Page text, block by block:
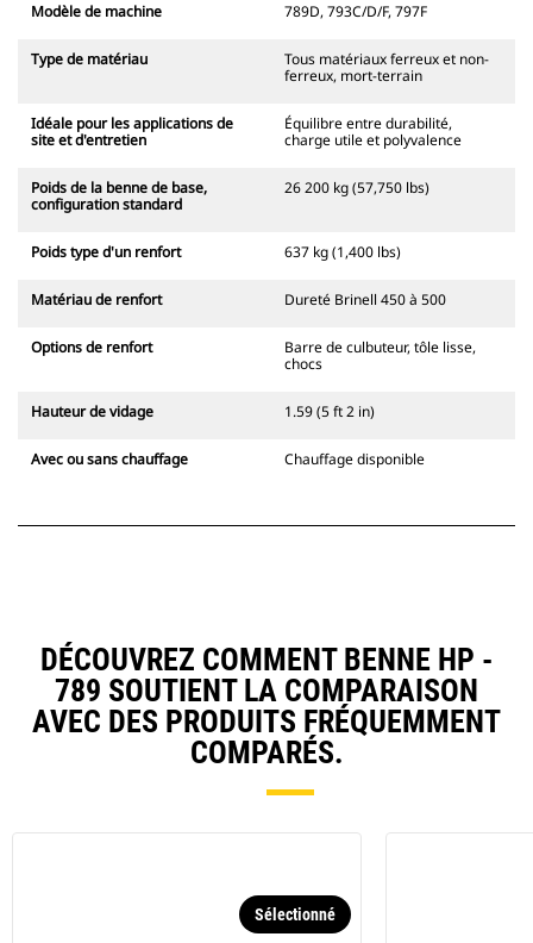
Modèle de machine 789D, 793C/D/F, 797F
Type de matériau
Tous matériaux ferreux et non-
ferreux, mort-terrain
Idéale pour les applications de
site et d'entretien
Équilibre entre durabilité,
charge utile et polyvalence
Poids de la benne de base,
configuration standard
26 200 kg (57,750 lbs)
Poids type d'un renfort 637 kg (1,400 lbs)
Matériau de renfort Dureté Brinell 450 à 500
Options de renfort
Barre de culbuteur, tôle lisse,
chocs
Hauteur de vidage 1.59 (5 ft 2 in)
Avec ou sans chauffage Chauffage disponible
DÉCOUVREZ COMMENT BENNE HP -
789 SOUTIENT LA COMPARAISON
AVEC DES PRODUITS FRÉQUEMMENT
COMPARÉS.
Sélectionné